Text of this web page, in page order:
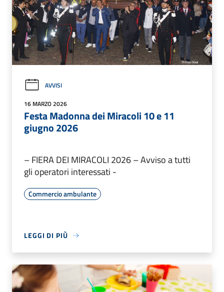
AVVISI
16 MARZO 2026
Festa Madonna dei Miracoli 10 e 11
giugno 2026
– FIERA DEI MIRACOLI 2026 – Avviso a tutti
gli operatori interessati -
Commercio ambulante
LEGGI DI PIÙ